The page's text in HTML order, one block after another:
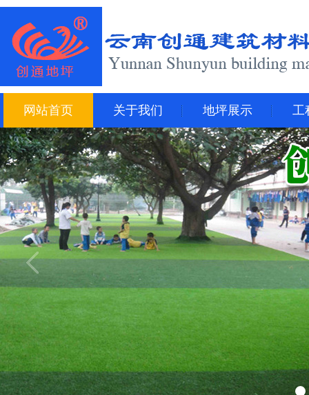
网站首页 关于我们 地坪展示 工